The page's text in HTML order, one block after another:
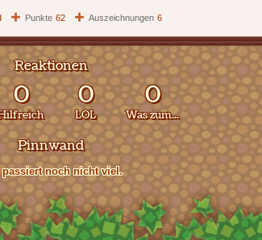
Punkte 62 Auszeichnungen 6
Reaktionen
0 0
LOL
0
Was zum...
Pinnwand
passiert noch nicht viel.